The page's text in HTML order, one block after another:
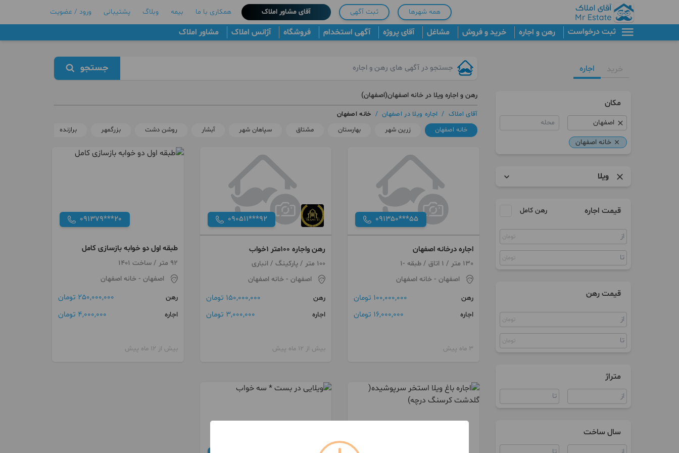
همه شهرها ثبت آگهی آقای مشاور املاک همکاری با ما بیمه وبلاگ پشتیبانی ورود / عضویت
ثبت درخواست رهن و اجاره خرید و فروش مشاغل آقای پروژه آگهی استخدام فروشگاه آژانس املاک مشاور املاک
خرید اجاره
مکان
محله
خانه اصفهان
ویلا
سوییت
ویلا
مغازه
قیمت اجاره رهن کامل
تومان
تومان
قیمت رهن
تومان
تومان
متراژ
سال ساخت
جستجو
رهن و اجاره ویلا در خانه اصفهان(اصفهان)
آقای املاک / اجاره ویلا در اصفهان / خانه اصفهان
خانه اصفهان
زرین شهر بهارستان مشتاق سپاهان شهر آبشار روشن دشت بزرگمهر برازنده
091350***55
اجاره درخانه اصفهان
130 متر / 1 اتاق / طبقه -1
اصفهان - خانه اصفهان
رهن
100,000,000 تومان
اجاره 16,000,000 تومان
3 ماه پیش
090511***92
رهن واجاره 100متر 1خواب
100 متر / پارکینگ / انباری
اصفهان- خانه اصفهان
رهن
150,000,000 تومان
اجاره 3,000,000 تومان
بیش از 12 ماه پیش
091379***20
طبقه اول دو خوابه بازسازی کامل
92 متر / ساخت 1401
اصفهان - خانه اصفهان
رهن
250,000,000 تومان
اجاره 4,000,000 تومان
بیش از 12 ماه پیش